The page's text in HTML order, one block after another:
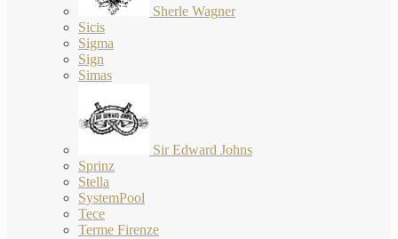
Sherle Wagner
Sicis
Sigma
Sign
Simas
Sir Edward Johns
Sprinz
Stella
SystemPool
Tece
Terme Firenze